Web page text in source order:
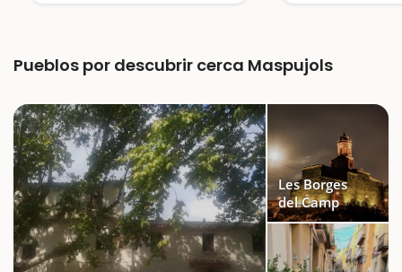
Pueblos por descubrir cerca Maspujols
Les Borges
del Camp